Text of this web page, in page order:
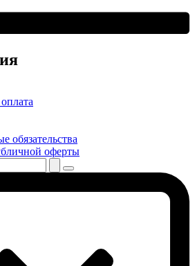
обязательства
оферты